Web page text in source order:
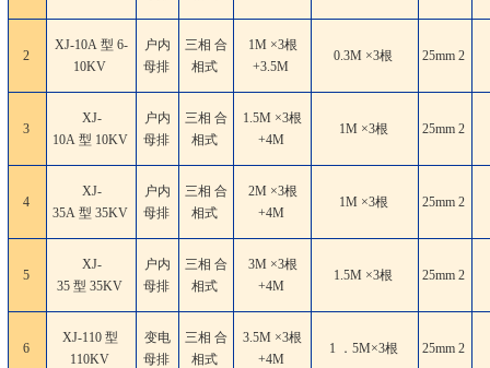
2
XJ-10A 型 6-
10KV
户内
母排
三相 合
相式
1M ×3根
+3.5M
0.3M ×3根 25mm 2
3
XJ-
10A 型 10KV
户内
母排
三相 合
相式
1.5M ×3根
+4M
1M ×3根 25mm 2
4
XJ-
35A 型 35KV
户内
母排
三相 合
相式
2M ×3根
+4M
1M ×3根 25mm 2
5
XJ-
35 型 35KV
户内
母排
三相 合
相式
3M ×3根
+4M
1.5M ×3根 25mm 2
6
XJ-110 型
110KV
变电
母排
三相 合
相式
3.5M ×3根
+4M
1 ．5M×3根 25mm 2